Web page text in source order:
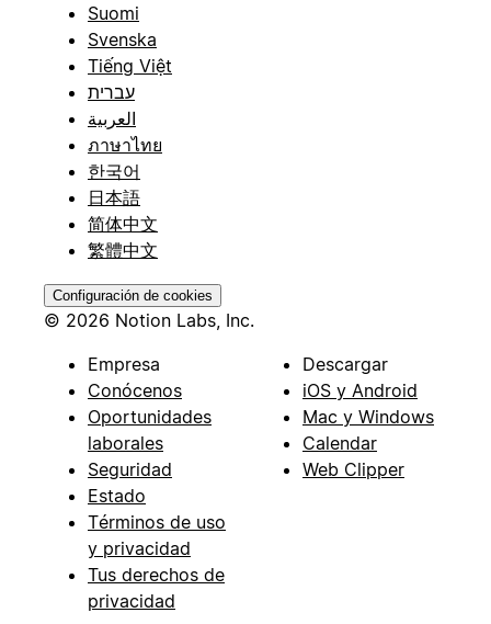
Suomi
Svenska
Tiếng Việt
עברית
العربية
ภาษาไทย
한국어
日本語
简体中文
繁體中文
Configuración de cookies
© 2026 Notion Labs, Inc.
Empresa
Conócenos
Oportunidades
laborales
Seguridad
Estado
Términos de uso
y privacidad
Tus derechos de
privacidad
Descargar
iOS y Android
Mac y Windows
Calendar
Web Clipper